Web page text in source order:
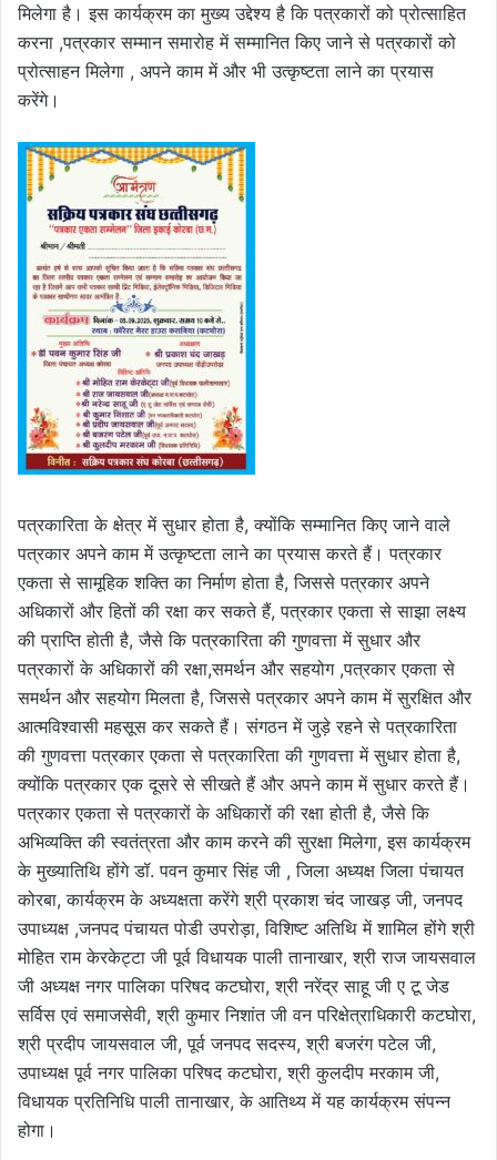
मिलेगा है। इस कार्यक्रम का मुख्य उद्देश्य है कि पत्रकारों को प्रोत्साहित
करना ,पत्रकार सम्मान समारोह में सम्मानित किए जाने से पत्रकारों को
प्रोत्साहन मिलेगा , अपने काम में और भी उत्कृष्टता लाने का प्रयास
करेंगे।
पत्रकारिता के क्षेत्र में सुधार होता है, क्योंकि सम्मानित किए जाने वाले
पत्रकार अपने काम में उत्कृष्टता लाने का प्रयास करते हैं। पत्रकार
एकता से सामूहिक शक्ति का निर्माण होता है, जिससे पत्रकार अपने
अधिकारों और हितों की रक्षा कर सकते हैं, पत्रकार एकता से साझा लक्ष्य
की प्राप्ति होती है, जैसे कि पत्रकारिता की गुणवत्ता में सुधार और
पत्रकारों के अधिकारों की रक्षा,समर्थन और सहयोग ,पत्रकार एकता से
समर्थन और सहयोग मिलता है, जिससे पत्रकार अपने काम में सुरक्षित और
आत्मविश्वासी महसूस कर सकते हैं। संगठन में जुड़े रहने से पत्रकारिता
की गुणवत्ता पत्रकार एकता से पत्रकारिता की गुणवत्ता में सुधार होता है,
क्योंकि पत्रकार एक दूसरे से सीखते हैं और अपने काम में सुधार करते हैं।
पत्रकार एकता से पत्रकारों के अधिकारों की रक्षा होती है, जैसे कि
अभिव्यक्ति की स्वतंत्रता और काम करने की सुरक्षा मिलेगा, इस कार्यक्रम
के मुख्यातिथि होंगे डॉ. पवन कुमार सिंह जी , जिला अध्यक्ष जिला पंचायत
कोरबा, कार्यक्रम के अध्यक्षता करेंगे श्री प्रकाश चंद जाखड़ जी, जनपद
उपाध्यक्ष ,जनपद पंचायत पोडी उपरोड़ा, विशिष्ट अतिथि में शामिल होंगे श्री
मोहित राम केरकेट्टा जी पूर्व विधायक पाली तानाखार, श्री राज जायसवाल
जी अध्यक्ष नगर पालिका परिषद कटघोरा, श्री नरेंद्र साहू जी ए टू जेड
सर्विस एवं समाजसेवी, श्री कुमार निशांत जी वन परिक्षेत्राधिकारी कटघोरा,
श्री प्रदीप जायसवाल जी, पूर्व जनपद सदस्य, श्री बजरंग पटेल जी,
उपाध्यक्ष पूर्व नगर पालिका परिषद कटघोरा, श्री कुलदीप मरकाम जी,
विधायक प्रतिनिधि पाली तानाखार, के आतिथ्य में यह कार्यक्रम संपन्न
होगा।